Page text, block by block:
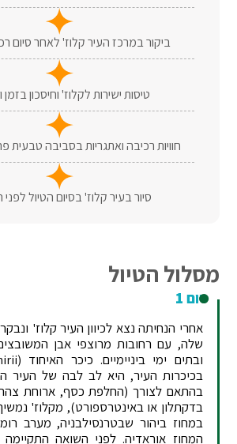
ביקור במרכז העיר קלוז' לאחר סיום
טיסות ישירות לקלוז' וחיסכון
חוויות רכיבה ואתגריות בסביבה טבעית
סיור בעיר קלוז' בסיום הטיול
מסלול הטיול
יום 1
אחרי הנחיתה נצא לכיוון העיר קלוז'
שלה, עם רחובות מרוצפי אבן
בכיכרות העיר, היא לב לבה של העיר
בהתאם לצורך (החלפת כסף, ארוחת
בדקתלון או באינטרספורט), מקלוז'
במחוז ביהור שבטרנסילבניה, מערב
המחוז אוראדיה. לפני השואה התקיימה